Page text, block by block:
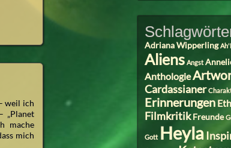
weil ich
„Planet
mache
mich
Adriana Wipperling
Aliens Angst
Anthologie
Cardassianer
Erinnerungen
Filmkritik Freunde
Gott Heyla